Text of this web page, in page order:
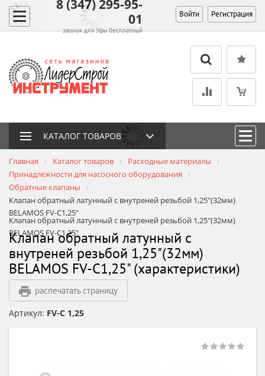
8 (347) 295-95-
01
звонок для Уфы бесплатный
Войти Регистрация
КАТАЛОГ ТОВАРОВ
Главная Каталог товаров
Расходные материалы
Принадлежности для насосного оборудования
Обратные клапаны
Клапан обратный латунный с внутреней резьбой 1,25"(32мм)
BELAMOS FV-C1,25"
Клапан обратный латунный с внутреней резьбой 1,25"(32мм)
BELAMOS FV-C1,25"
Клапан обратный латунный с
внутреней резьбой 1,25"(32мм)
BELAMOS FV-C1,25" (характеристики)
распечатать страницу
Артикул: FV-C 1,25